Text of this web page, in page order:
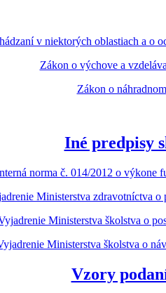
v niektorých oblastiach a o
Zákon o výchove a
Zákon o
Iné predpisy
norma č. 014/2012 o výkone
Ministerstva zdravotníctva
Ministerstva školstva o
Ministerstva školstva o
Vzory